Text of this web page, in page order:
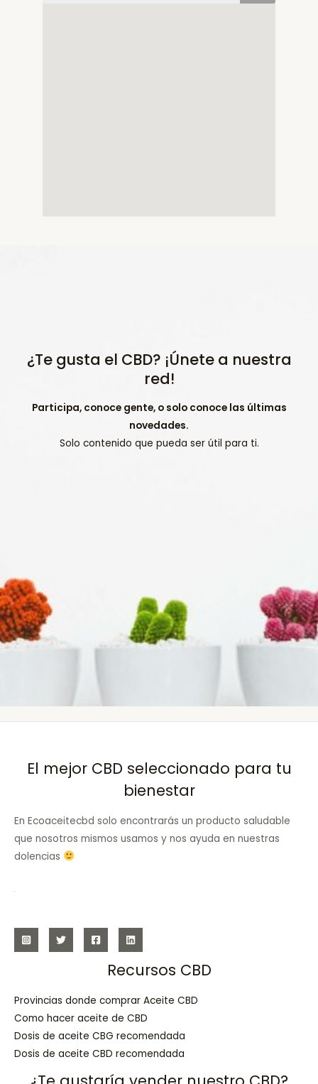
¿Te gusta el CBD? ¡Únete a nuestra
red!
Participa, conoce gente, o solo conoce las últimas
novedades.
Solo contenido que pueda ser útil para ti.
El mejor CBD seleccionado para tu
bienestar
En Ecoaceitecbd solo encontrarás un producto saludable
que nosotros mismos usamos y nos ayuda en nuestras
dolencias
Recursos CBD
Provincias donde comprar Aceite CBD
Como hacer aceite de CBD
Dosis de aceite CBG recomendada
Dosis de aceite CBD recomendada